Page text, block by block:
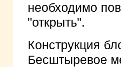
необходимо
"открыть".
Конструкция
Бесштыревое